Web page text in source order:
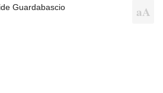
Guardabascio